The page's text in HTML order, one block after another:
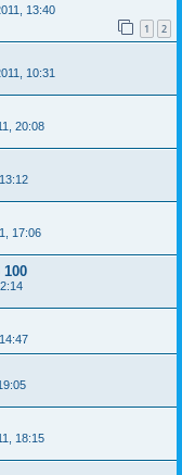
13:40
1 2
10:31
20:08
17:06
18:15